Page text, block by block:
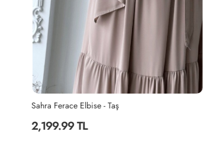
Sahra Ferace Elbise - Taş
2,199.99 TL